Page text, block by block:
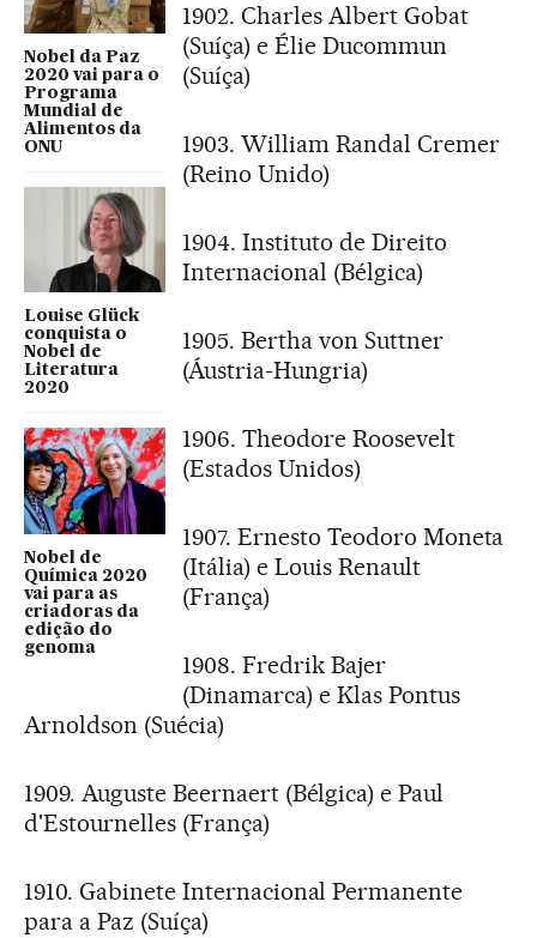
Nobel da Paz
2020 vai para o
Programa
Mundial de
Alimentos da
ONU
Louise Glück
conquista o
Nobel de
Literatura
2020
Nobel de
Química 2020
vai para as
criadoras da
edição do
genoma
1902. Charles Albert Gobat
(Suíça) e Élie Ducommun
(Suíça)
1903. William Randal Cremer
(Reino Unido)
1904. Instituto de Direito
Internacional (Bélgica)
1905. Bertha von Suttner
(Áustria-Hungria)
1906. Theodore Roosevelt
(Estados Unidos)
1907. Ernesto Teodoro Moneta
(Itália) e Louis Renault
(França)
1908. Fredrik Bajer
(Dinamarca) e Klas Pontus
Arnoldson (Suécia)
1909. Auguste Beernaert (Bélgica) e Paul
d'Estournelles (França)
1910. Gabinete Internacional Permanente
para a Paz (Suíça)